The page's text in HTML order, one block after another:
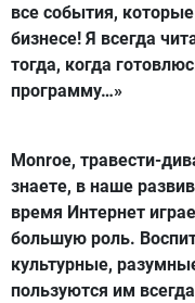
все события,
бизнесе! Я всегда
тогда, когда
программу…»
Monroe, травести-
знаете, в наше
время Интернет
большую роль.
культурные,
пользуются им